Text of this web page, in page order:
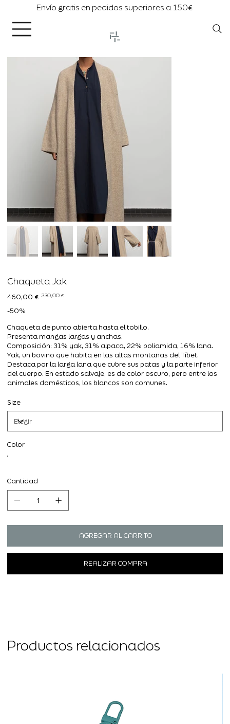
Envío gratis en pedidos superiores a 150€
Chaqueta Jak
Precio
original
460,00 € Precio
230,00 €
-50%
Chaqueta de punto abierta hasta el tobillo.
Presenta mangas largas y anchas.
Composición: 31% yak, 31% alpaca, 22% poliamida, 16% lana.
Yak, un bovino que habita en las altas montañas del Tíbet.
Destaca por la larga lana que cubre sus patas y la parte inferior
del cuerpo. En estado salvaje, es de color oscuro, pero entre los
animales domésticos, los blancos son comunes.
Size
Color
Cantidad
AGREGAR AL CARRITO
REALIZAR COMPRA
Productos relacionados